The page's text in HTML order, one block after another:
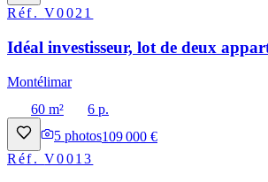
Réf.V0021
Idéal investisseur, lot de deux
Montélimar
60 m²
6 p.
5 photos109 000 €
Réf.V0013